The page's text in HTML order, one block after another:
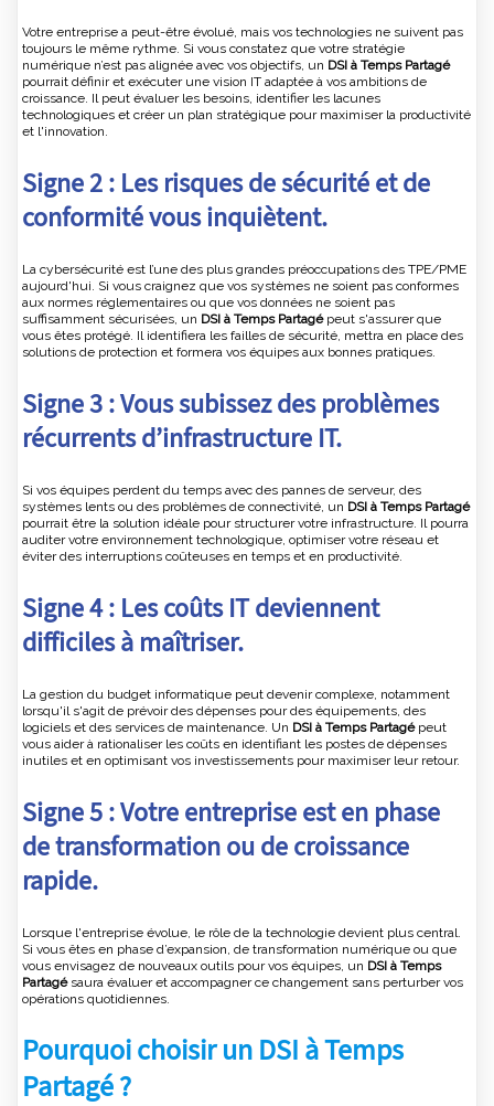
Votre entreprise a peut-être évolué, mais vos technologies ne suivent pas
toujours le même rythme. Si vous constatez que votre stratégie
numérique n’est pas alignée avec vos objectifs, un DSI à Temps Partagé
pourrait définir et exécuter une vision IT adaptée à vos ambitions de
croissance. Il peut évaluer les besoins, identifier les lacunes
technologiques et créer un plan stratégique pour maximiser la productivité
et l'innovation.
Signe 2 : Les risques de sécurité et de
conformité vous inquiètent.
La cybersécurité est l’une des plus grandes préoccupations des TPE/PME
aujourd'hui. Si vous craignez que vos systèmes ne soient pas conformes
aux normes réglementaires ou que vos données ne soient pas
suffisamment sécurisées, un DSI à Temps Partagépeut s'assurer que
vous êtes protégé. Il identifiera les failles de sécurité, mettra en place des
solutions de protection et formera vos équipes aux bonnes pratiques.
Signe 3 : Vous subissez des problèmes
récurrents d’infrastructure IT.
Si vos équipes perdent du temps avec des pannes de serveur, des
systèmes lents ou des problèmes de connectivité, un DSI à Temps Partagé
pourrait être la solution idéale pour structurer votre infrastructure. Il pourra
auditer votre environnement technologique, optimiser votre réseau et
éviter des interruptions coûteuses en temps et en productivité.
Signe 4 : Les coûts IT deviennent
difficiles à maîtriser.
La gestion du budget informatique peut devenir complexe, notamment
lorsqu'il s'agit de prévoir des dépenses pour des équipements, des
logiciels et des services de maintenance. Un DSI à Temps Partagépeut
vous aider à rationaliser les coûts en identifiant les postes de dépenses
inutiles et en optimisant vos investissements pour maximiser leur retour.
Signe 5 : Votre entreprise est en phase
de transformation ou de croissance
rapide.
Lorsque l'entreprise évolue, le rôle de la technologie devient plus central.
Si vous êtes en phase d’expansion, de transformation numérique ou que
vous envisagez de nouveaux outils pour vos équipes, un DSI à Temps
Partagésaura évaluer et accompagner ce changement sans perturber vos
opérations quotidiennes.
Pourquoi choisir un DSI à Temps
Partagé ?